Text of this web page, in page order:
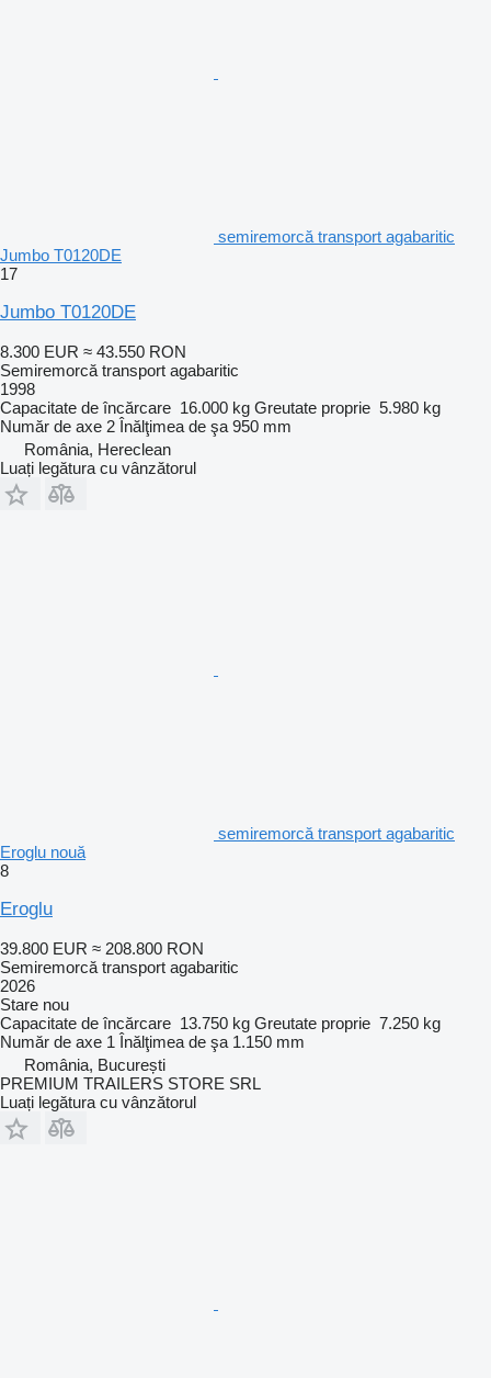
semiremorcă transport agabaritic
Jumbo T0120DE
17
Jumbo T0120DE
8.300 EUR ≈ 43.550 RON
Semiremorcă transport agabaritic
1998
Capacitate de încărcare 16.000 kg Greutate proprie 5.980 kg
Număr de axe 2 Înălţimea de şa 950 mm
România, Hereclean
Luați legătura cu vânzătorul
semiremorcă transport agabaritic
Eroglu nouă
8
Eroglu
39.800 EUR ≈ 208.800 RON
Semiremorcă transport agabaritic
2026
Stare nou
Capacitate de încărcare 13.750 kg Greutate proprie 7.250 kg
Număr de axe 1 Înălţimea de şa 1.150 mm
România, București
PREMIUM TRAILERS STORE SRL
Luați legătura cu vânzătorul